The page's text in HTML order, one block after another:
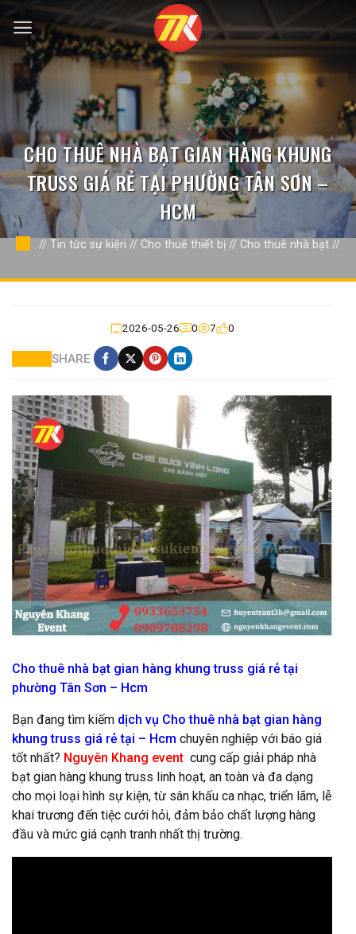
qua
nội
dung
CHO THUÊ NHÀ BẠT GIAN HÀNG KHUNG
TRUSS GIÁ RẺ TẠI PHƯỜNG TÂN SƠN –
HCM
// Tin tức sự kiện // Cho thuê thiết bị // Cho thuê nhà bạt //
2026-05-26 0 7 0
SHARE
Cho thuê nhà bạt gian hàng khung truss giá rẻ tại
phường Tân Sơn – Hcm
Bạn đang tìm kiếm dịch vụ Cho thuê nhà bạt gian hàng
khung truss giá rẻ tại – Hcm chuyên nghiệp với báo giá
tốt nhất? Nguyên Khang event cung cấp giải pháp nhà
bạt gian hàng khung truss linh hoạt, an toàn và đa dạng
cho mọi loại hình sự kiện, từ sân khấu ca nhạc, triển lãm, lễ
khai trương đến tiệc cưới hỏi, đảm bảo chất lượng hàng
đầu và mức giá cạnh tranh nhất thị trường.